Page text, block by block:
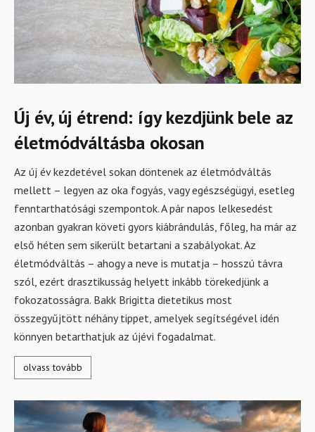
Új év, új étrend: így kezdjünk bele az
életmódváltásba okosan
Az új év kezdetével sokan döntenek az életmódváltás
mellett – legyen az oka fogyás, vagy egészségügyi, esetleg
fenntarthatósági szempontok. A pár napos lelkesedést
azonban gyakran követi gyors kiábrándulás, főleg, ha már az
első héten sem sikerült betartani a szabályokat. Az
életmódváltás – ahogy a neve is mutatja – hosszú távra
szól, ezért drasztikusság helyett inkább törekedjünk a
fokozatosságra. Bakk Brigitta dietetikus most
összegyűjtött néhány tippet, amelyek segítségével idén
könnyen betarthatjuk az újévi fogadalmat.
olvass tovább